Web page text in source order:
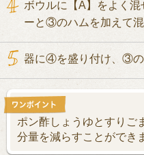
ボウルに【A】をよく
ーと③のハムを加えて混
器に④を盛り付け、③の
ポン酢しょうゆとすりご
分量を減らすことができ